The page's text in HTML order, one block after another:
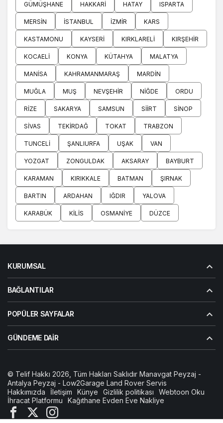
GÜMÜŞHANE HAKKARI HATAY ISPARTA
MERSIN İSTANBUL İZMIR KARS
KASTAMONU KAYSERI KIRKLARELI KIRŞEHIR
KOCAELI KONYA KÜTAHYA MALATYA
MANISA KAHRAMANMARAŞ MARDIN
MUĞLA MUŞ NEVŞEHIR NIĞDE ORDU
RIZE SAKARYA SAMSUN SIIRT SINOP
SIVAS TEKIRDAĞ TOKAT TRABZON
TUNCELI ŞANLIURFA UŞAK VAN
YOZGAT ZONGULDAK AKSARAY BAYBURT
KARAMAN KIRIKKALE BATMAN ŞIRNAK
BARTIN ARDAHAN IĞDIR YALOVA
KARABÜK KILIS OSMANIYE DÜZCE
KURUMSAL
BAĞLANTILAR
POPÜLER SAYFALAR
GÜNDEME DAIR
© Telif Hakkı 2026, Tüm Hakları Saklıdır Manavgat Peyzaj -
Antalya Peyzaj - Low2Garage Land Rover Servis
Hakkımızda
İletişim Künye Gizlilik politikası
Webtoon Oku
İhracat Platformu
Kağıthane Evden Eve Nakliye